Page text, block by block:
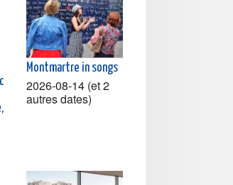
Montmartre in songs
2026-08-14 (et 2
autres dates)